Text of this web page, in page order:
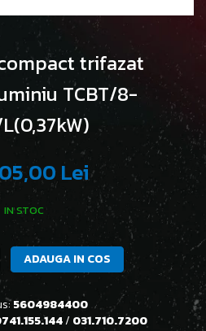
trifazat
TCBT/8-
Lei
IN STOC
ADAUGA IN COS
5604984400
/ 031.710.7200